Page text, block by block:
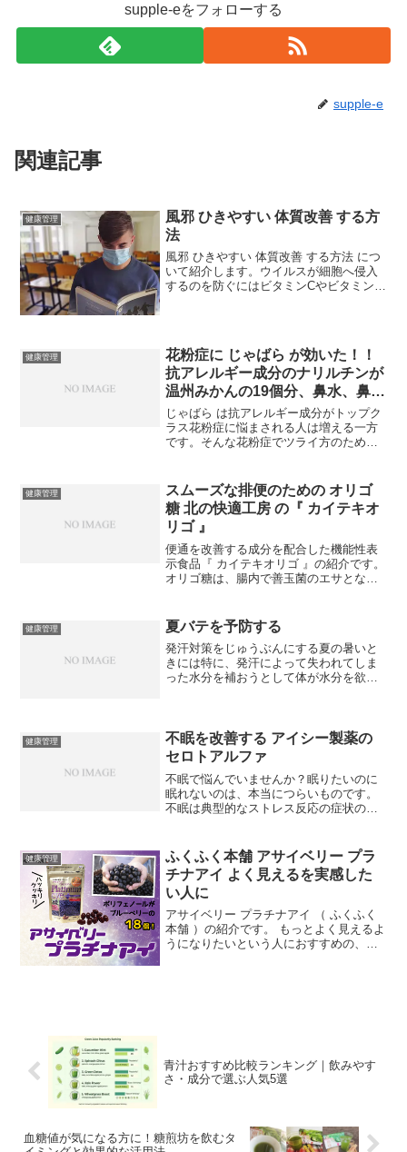
supple-eをフォローする
supple-e
関連記事
健康管理
風邪 ひきやすい 体質改善 する方
法
風邪 ひきやすい 体質改善 する方法 につ
いて紹介します。ウイルスが細胞へ侵入
するのを防ぐにはビタミンCやビタミンE
健康管理
花粉症に じゃばら が効いた！！
抗アレルギー成分のナリルチンが
温州みかんの19個分、鼻水、鼻づ
まり、目のかゆみが改善
じゃばら は抗アレルギー成分がトップク
ラス花粉症に悩まされる人は増える一方
です。そんな花粉症でツライ方のために
定着してしまいました。「去年まで何と
もなかったのに…今...
健康管理
スムーズな排便のための オリゴ
糖 北の快適工房 の『 カイテキオ
リゴ 』
便通を改善する成分を配合した機能性表
示食品『 カイテキオリゴ 』の紹介です。
オリゴ糖は、腸内で善玉菌のエサとなっ
「北の達人コーポレーション」の便通を
改善するオリゴ糖食品...
健康管理 夏バテを予防する
発汗対策をじゅうぶんにする夏の暑いと
きには特に、発汗によって失われてしま
った水分を補おうとして体が水分を欲し
くなって、食欲の低下や、...
健康管理
不眠を改善する アイシー製薬の
セロトアルファ
不眠で悩んでいませんか？眠りたいのに
眠れないのは、本当につらいものです。
不眠は典型的なストレス反応の症状のひ
ても寝つきが悪い、睡眠中に目が覚めて
しまうといったことが起こ...
健康管理
ふくふく本舗 アサイベリー プラ
チナアイ よく見えるを実感した
い人に
アサイベリー プラチナアイ （ ふくふく
本舗 ）の紹介です。 もっとよく見えるよ
うになりたいという人におすすめの、ア
青汁おすすめ比較ランキング｜飲みやす
さ・成分で選ぶ人気5選
血糖値が気になる方に！糖煎坊を飲むタ